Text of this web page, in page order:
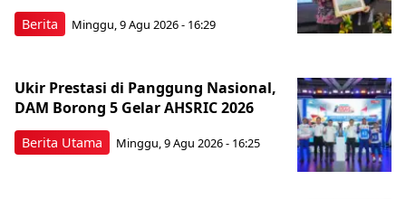
Berita Minggu, 9 Agu 2026 - 16:29
Berita Utama
Ukir Prestasi di Panggung Nasional,
DAM Borong 5 Gelar AHSRIC 2026
Minggu, 9 Agu 2026 - 16:25